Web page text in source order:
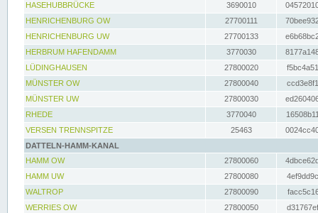
HASEHUBBRÜCKE
3690010
HENRICHENBURG OW
27700111
HENRICHENBURG UW
27700133
HERBRUM HAFENDAMM
3770030
LÜDINGHAUSEN
27800020
MÜNSTER OW
27800040
MÜNSTER UW
27800030
RHEDE
3770040
VERSEN TRENNSPITZE
25463
DATTELN-HAMM-KANAL
HAMM OW
27800060
HAMM UW
27800080
WALTROP
27800090
WERRIES OW
27800050